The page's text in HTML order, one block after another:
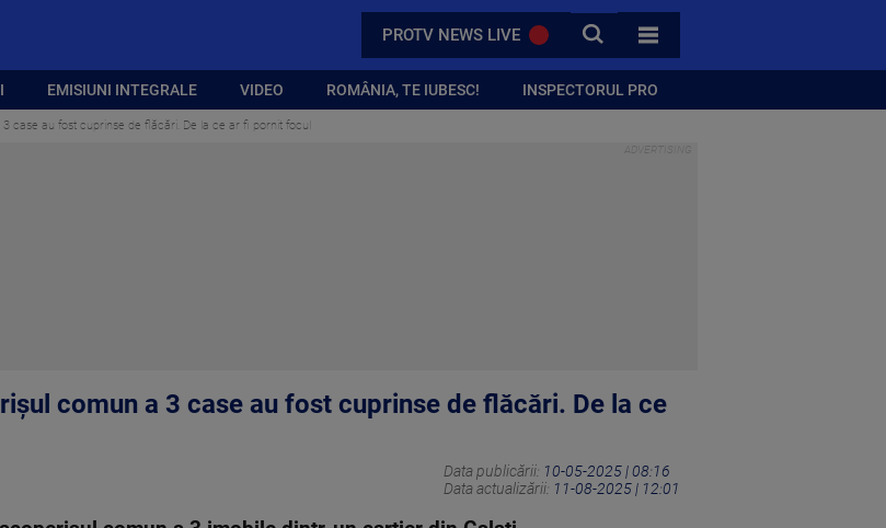
PROTV NEWS LIVE CAUTA
TOATE CATEGORIILE
EMISIUNI INTEGRALE VIDEO ROMÂNIA, TE IUBESC! INSPECTORUL PRO
case au fost cuprinse de flăcări. De la ce ar fi pornit focul
comun a 3 case au fost cuprinse de flăcări. De la ce
Data publicării: 10-05-2025 | 08:16
Data actualizării: 11-08-2025 | 12:01